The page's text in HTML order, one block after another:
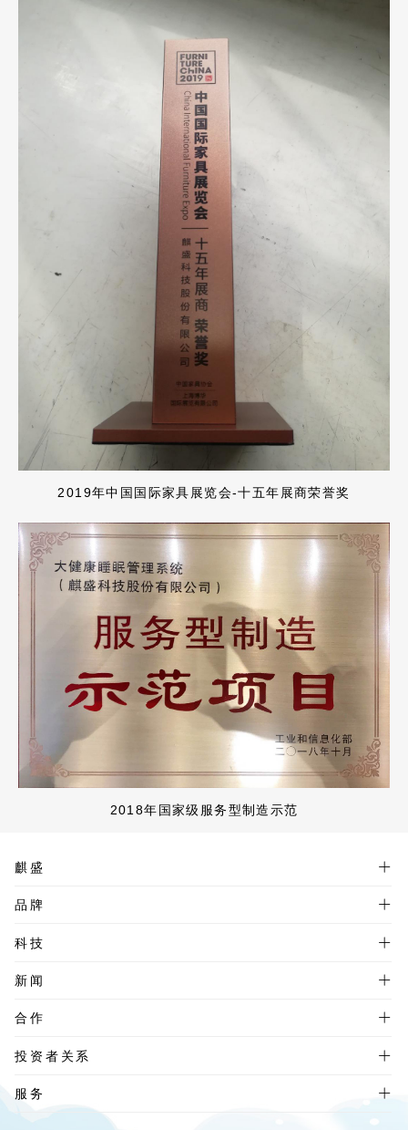
2019年中国国际家具展览会-十五年展商荣誉奖
2018年国家级服务型制造示范
麒盛
品牌
科技
新闻
合作
投资者关系
服务